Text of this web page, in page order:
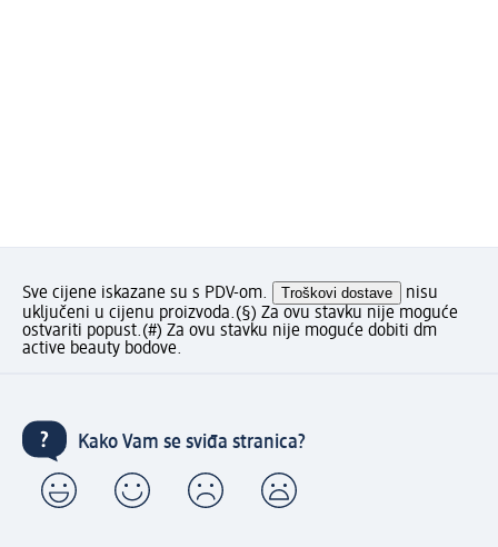
Sve cijene iskazane su s PDV-om. Troškovi dostave
nisu
uključeni u cijenu proizvoda.(§) Za ovu stavku nije moguće
ostvariti popust.(#) Za ovu stavku nije moguće dobiti dm
active beauty bodove.
Kako Vam se sviđa stranica?